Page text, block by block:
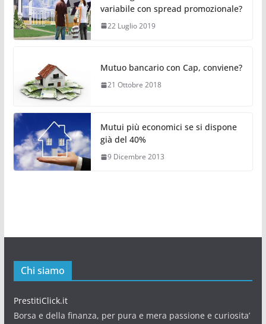
variabile con spread promozionale?
22 Luglio 2019
Mutuo bancario con Cap, conviene?
21 Ottobre 2018
Mutui più economici se si dispone
già del 40%
9 Dicembre 2013
Chi siamo
PrestitiClick.it
Borsa e della finanza, per pura e mera passione e curiosita’